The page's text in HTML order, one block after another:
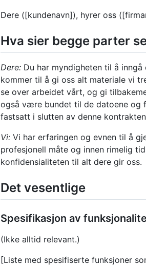
Dere ([kundenavn]), hyrer oss
Hva sier begge parter
Dere: Du har myndigheten til å
kommer til å gi oss alt materiale vi
se over arbeidet vårt, og gi
også være bundet til de datoene og
fastsatt i slutten av denne
Vi: Vi har erfaringen og evnen til å
profesjonell måte og innen rimelig
konfidensialiteten til alt dere gir oss.
Det vesentlige
Spesifikasjon av
(Ikke alltid relevant.)
[Liste med spesifiserte funksjoner